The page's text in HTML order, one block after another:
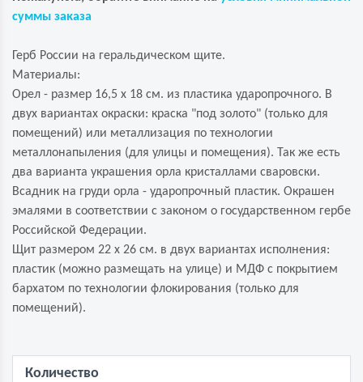
суммы заказа
Герб России на геральдическом щите.
Материалы:
Орел - размер 16,5 х 18 см. из пластика ударопрочного. В
двух вариантах окраски: краска "под золото" (только для
помещений) или металлизация по технологии
металлонапыления (для улицы и помещения). Так же есть
два варианта украшения орла кристаллами сваровски.
Всадник на груди орла - ударопрочный пластик. Окрашен
эмалями в соответствии с законом о государственном гербе
Российской Федерации.
Щит размером 22 х 26 см. в двух вариантах исполнения:
пластик (можно размещать на улице) и МДФ с покрытием
бархатом по технологии флокирования (только для
помещений).
Количество